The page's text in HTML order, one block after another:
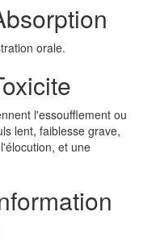
orale.
l'essoufflement ou
lent, faiblesse grave,
et une